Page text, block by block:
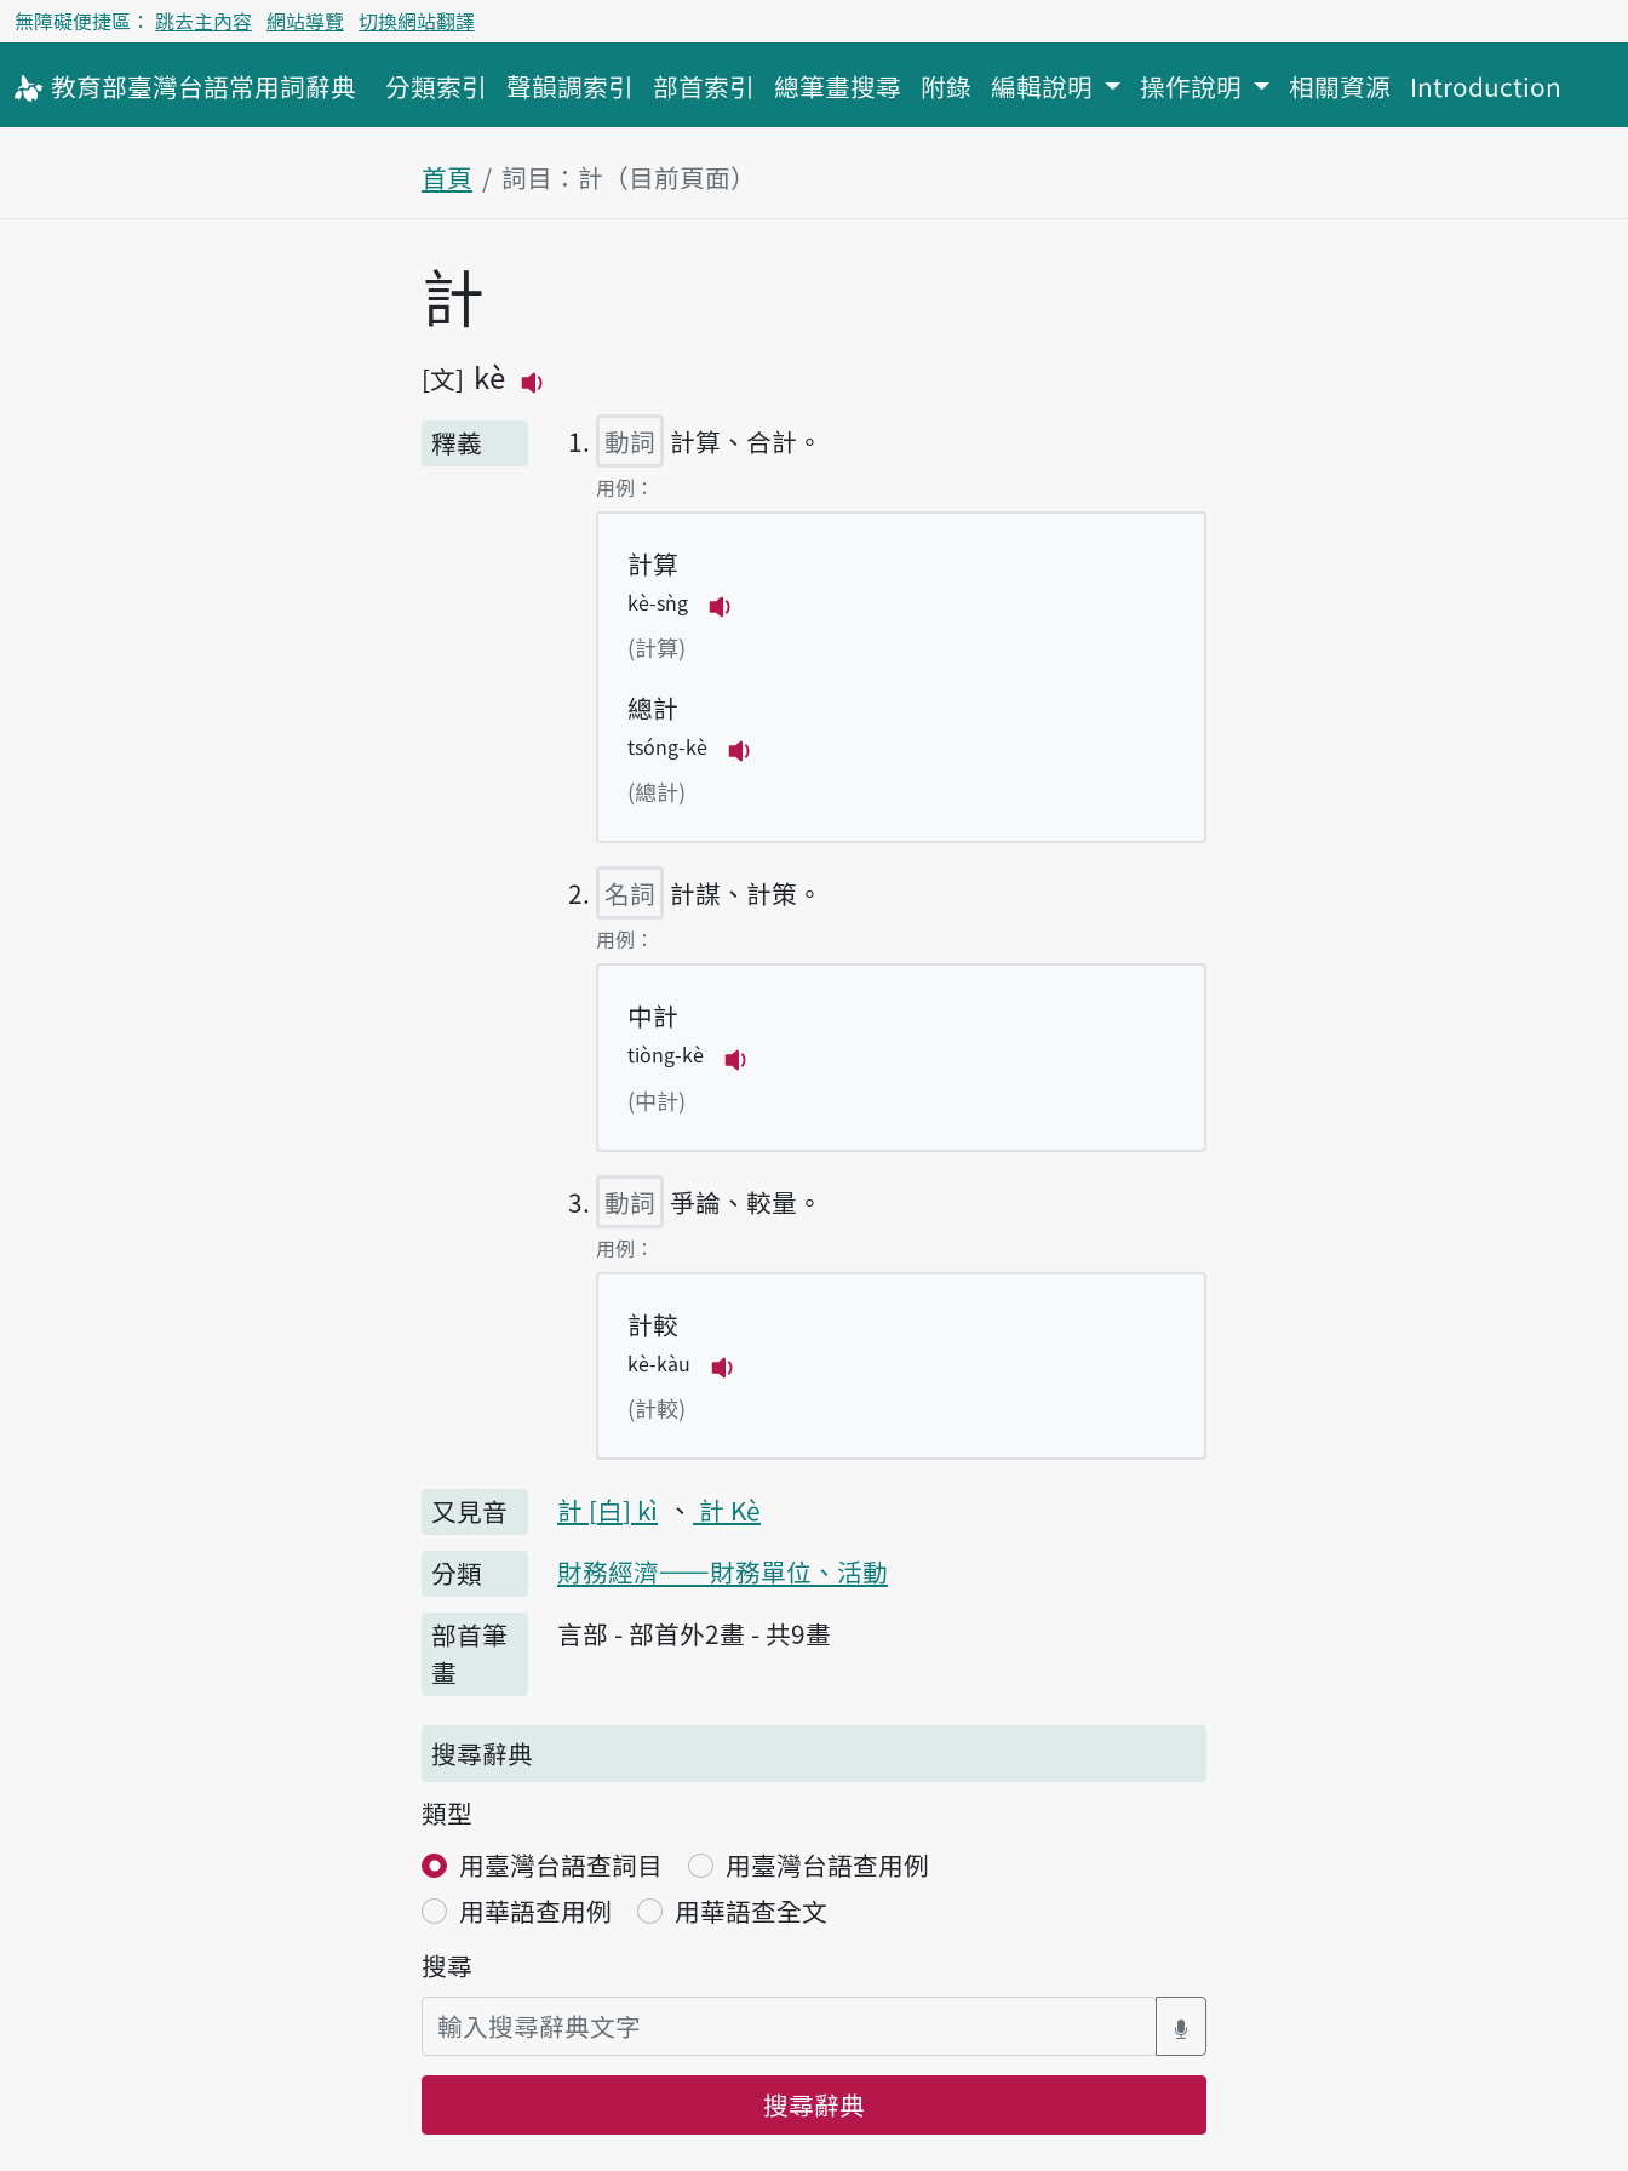
無障礙便捷區： 跳去主內容 網站導覽 切換網站翻譯
教育部臺灣台語常用詞辭典 分類索引 聲韻調索引 部首索引 總筆畫搜尋 附錄 編輯說明 操作說明 相關資源 Introduction
首頁 詞目：計（目前頁面）
主內容區塊
計
文 kè
釋義
動詞 計算、合計。
第1項釋義的
用例：
計算
kè-sǹg
(計算)
總計
tsóng-kè
(總計)
名詞 計謀、計策。
第2項釋義的
用例：
中計
tiòng-kè
(中計)
動詞 爭論、較量。
第3項釋義的
用例：
計較
kè-kàu
(計較)
又見音 計 白 kì
計 Kè
分類
財務經濟——財務單位、活動
部首筆
畫
言部 - 部首外2畫 - 共9畫
搜尋辭典
類型
用臺灣台語查詞目
用臺灣台語查用例
用華語查用例
用華語查全文
搜尋
搜尋辭典